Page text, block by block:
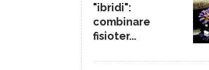
"ibridi":
combinare
fisioter...